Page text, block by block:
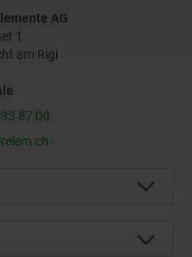
AG
1
am Rigi
87 00